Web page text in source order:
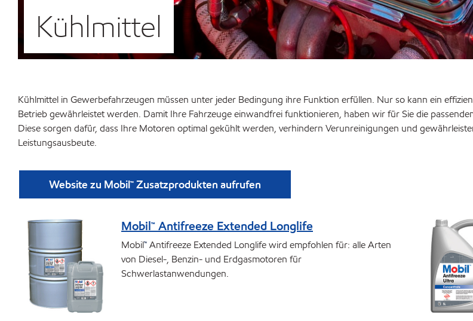
Kühlmittel
Kühlmittel in Gewerbefahrzeugen müssen unter jeder Bedingung ihre Funktion erfüllen. Nur so kann ein
Betrieb gewährleistet werden. Damit Ihre Fahrzeuge einwandfrei funktionieren, haben wir für Sie die
Diese sorgen dafür, dass Ihre Motoren optimal gekühlt werden, verhindern Verunreinigungen und
Leistungsausbeute.
Website zu Mobil™ Zusatzprodukten aufrufen
Mobil™ Antifreeze Extended Longlife
Mobil™Antifreeze Extended Longlife wird empfohlen für: alle Arten
von Diesel-, Benzin- und Erdgasmotoren für
Schwerlastanwendungen.